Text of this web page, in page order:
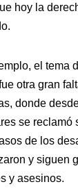
hoy la
el tema
otra gran
donde
se reclamó
de los
y siguen
y asesinos.